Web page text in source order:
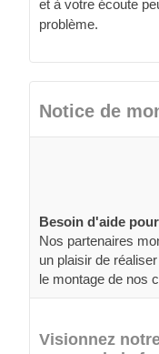
et à votre écoute
problème.
Notice de
Besoin d'aide
Nos partenaires
un plaisir de
le montage de nos
Visionnez